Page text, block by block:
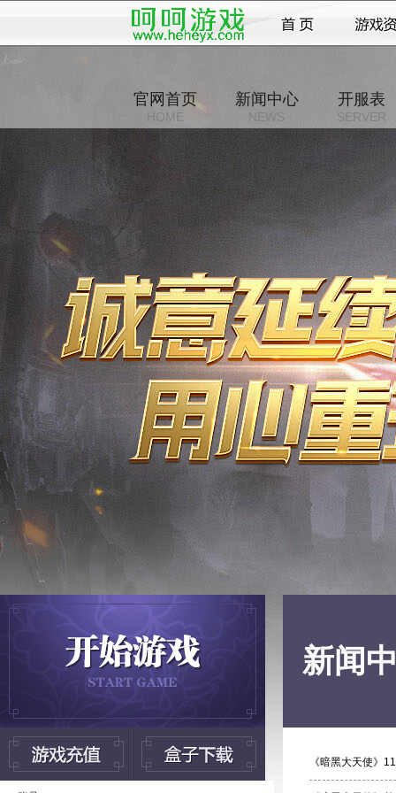
官网首页
HOME
新闻中心
NEWS
开服表
SERVER
新闻
《暗黑大天使》